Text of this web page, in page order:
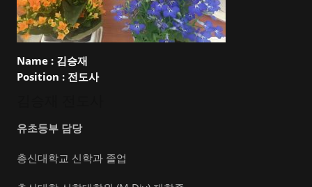
Name : 김승재
Position : 전도사
유초등부 담당
총신대학교 신학과 졸업